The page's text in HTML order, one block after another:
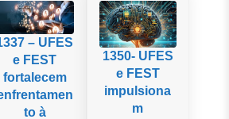
– UFES
e FEST
fortalecem
to à
1350- UFES
e FEST
impulsiona
m